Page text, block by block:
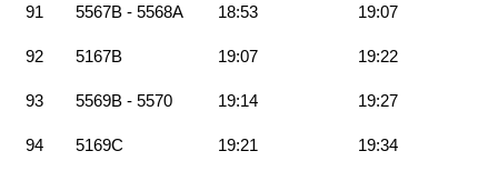
91 5567B - 5568A 18:53 19:07
92 5167B 19:07 19:22
93 5569B - 5570 19:14 19:27
94 5169C 19:21 19:34